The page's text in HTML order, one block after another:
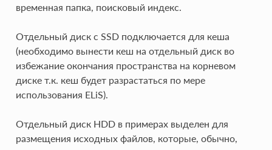
временная папка, поисковый индекс.
Отдельный диск с SSD подключается для кеша
(необходимо вынести кеш на отдельный диск во
избежание окончания пространства на корневом
диске т.к. кеш будет разрастаться по мере
использования ELiS).
Отдельный диск HDD в примерах выделен для
размещения исходных файлов, которые, обычно,